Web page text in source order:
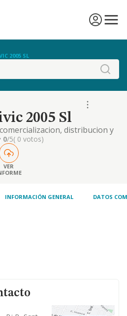
2005 SL
2005 Sl
distribucion y
articulos para la limpieza y
de animales.
alquiler, administracion, y
tipo de terrenos y bienes
0/5( 0 votos)
VER
INFORMACIÓN GENERAL DATOS